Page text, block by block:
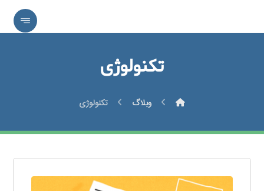
تکنولوژی
وبلاگ تکنولوژی